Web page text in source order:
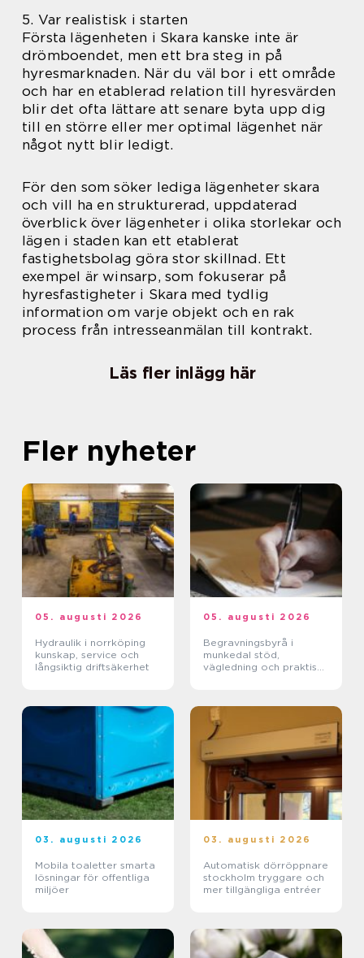
5. Var realistisk i starten
Första lägenheten i Skara kanske inte är
drömboendet, men ett bra steg in på
hyresmarknaden. När du väl bor i ett område
och har en etablerad relation till hyresvärden
blir det ofta lättare att senare byta upp dig
till en större eller mer optimal lägenhet när
något nytt blir ledigt.
För den som söker lediga lägenheter skara
och vill ha en strukturerad, uppdaterad
överblick över lägenheter i olika storlekar och
lägen i staden kan ett etablerat
fastighetsbolag göra stor skillnad. Ett
exempel är winsarp, som fokuserar på
hyresfastigheter i Skara med tydlig
information om varje objekt och en rak
process från intresseanmälan till kontrakt.
Läs fler inlägg här
Fler nyheter
05. augusti 2026
Hydraulik i norrköping
kunskap, service och
långsiktig driftsäkerhet
05. augusti 2026
Begravningsbyrå i
munkedal stöd,
vägledning och praktisk
03. augusti 2026
Mobila toaletter smarta
lösningar för offentliga
miljöer
03. augusti 2026
Automatisk dörröppnare
stockholm tryggare och
mer tillgängliga entréer